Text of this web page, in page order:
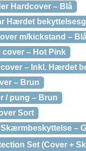
Hardcover – Blå
Hærdet
m/kickstand –
cover – Hot Pink
– Inkl. Hærdet
– Brun
/ pung – Brun
Sort
–
Set (Cover +